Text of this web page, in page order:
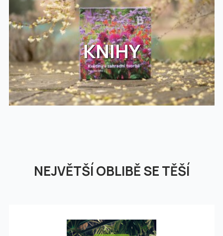
KNIHY
NEJVĚTŠÍ OBLIBĚ SE TĚŠÍ